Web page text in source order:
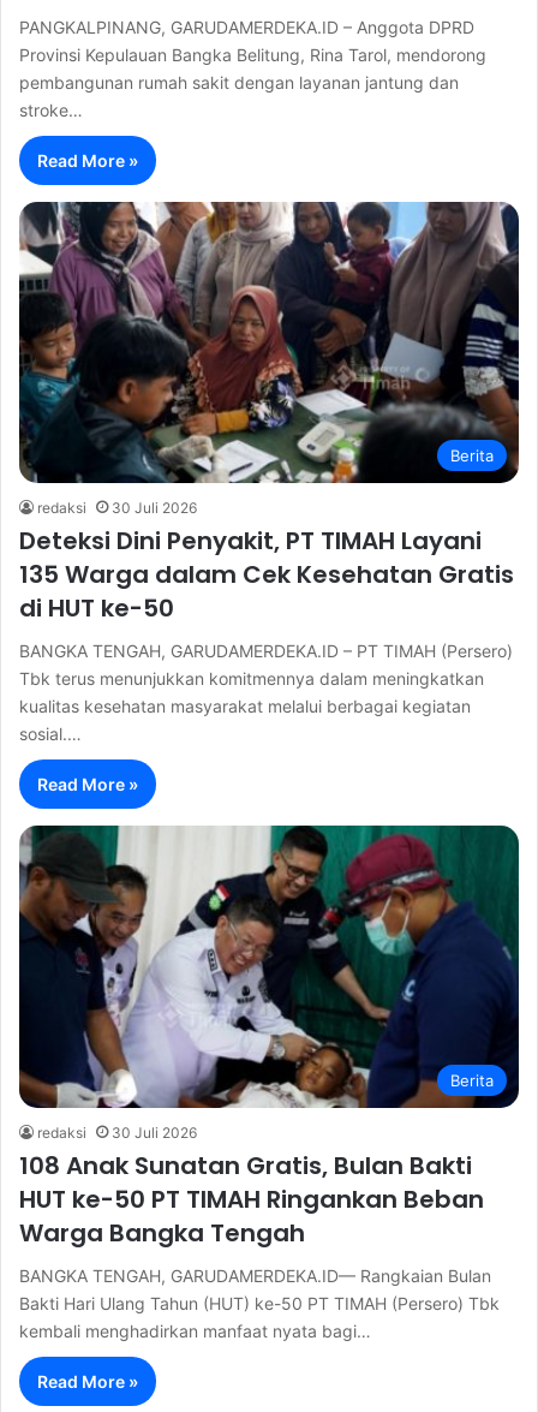
PANGKALPINANG, GARUDAMERDEKA.ID – Anggota DPRD
Provinsi Kepulauan Bangka Belitung, Rina Tarol, mendorong
pembangunan rumah sakit dengan layanan jantung dan
stroke…
Read More »
Berita
redaksi 30 Juli 2026
Deteksi Dini Penyakit, PT TIMAH Layani
135 Warga dalam Cek Kesehatan Gratis
di HUT ke-50
BANGKA TENGAH, GARUDAMERDEKA.ID – PT TIMAH (Persero)
Tbk terus menunjukkan komitmennya dalam meningkatkan
kualitas kesehatan masyarakat melalui berbagai kegiatan
sosial.…
Read More »
Berita
redaksi 30 Juli 2026
108 Anak Sunatan Gratis, Bulan Bakti
HUT ke-50 PT TIMAH Ringankan Beban
Warga Bangka Tengah
BANGKA TENGAH, GARUDAMERDEKA.ID— Rangkaian Bulan
Bakti Hari Ulang Tahun (HUT) ke-50 PT TIMAH (Persero) Tbk
kembali menghadirkan manfaat nyata bagi…
Read More »